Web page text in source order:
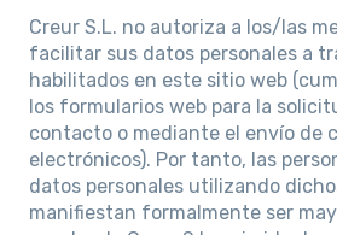
Creur S.L. no autoriza a los/las
facilitar sus datos personales a
habilitados en este sitio web
los formularios web para la
contacto o mediante el envío de
electrónicos). Por tanto, las
datos personales utilizando
manifiestan formalmente ser